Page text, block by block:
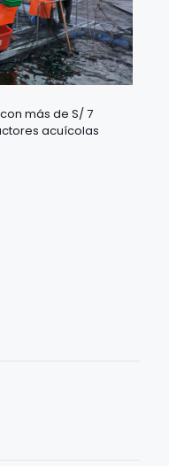
más de S/ 7
acuícolas